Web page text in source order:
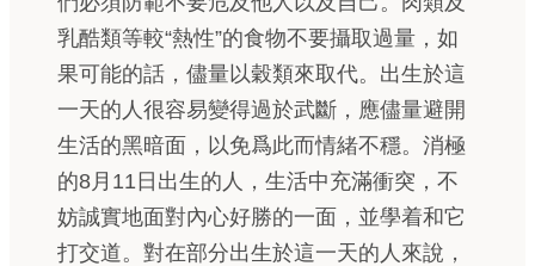
乳酷類等較“熱性”的食物不要攝取過量，如
果可能的話，儘量以穀類來取代。出生於這
一天的人很容易變得過於武斷，應儘量避開
生活的黑暗面，以免爲此而情緒不穩。消極
的8月11日出生的人，生活中充滿衝突，不
妨誠實地面對內心好勝的一面，並學着和它
打交道。對在部分出生於這一天的人來說，